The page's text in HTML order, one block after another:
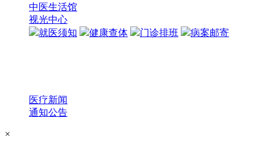
中医生活馆
视光中心
就医须知
健康查体 门诊排班 病案邮寄
医疗新闻
通知公告
×